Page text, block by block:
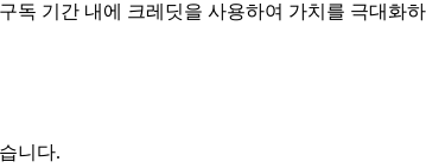
독 기간 내에 크레딧을 사용하여 가치를 극대화
니다.